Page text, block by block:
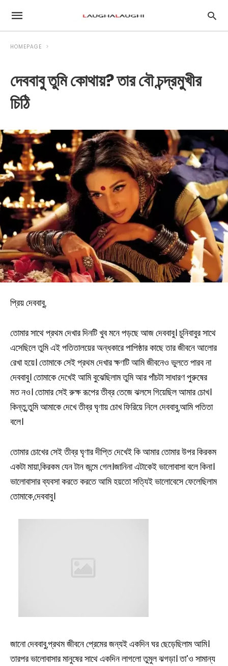
HOMEPAGE
দেববাবু তুমি কোথায়? তার বৌ চন্দ্রমুখীর
চিঠি
প্রিয় দেববাবু,
তোমার সাথে প্রথম দেখার দিনটি খুব মনে পড়ছে আজ দেববাবু। চুনিবাবুর সাথে
এসেছিলে তুমি এই পতিতালয়ের অন্ধকারে পাপিষ্ঠার কাছে তার জীবনে আলোর
রেখা হয়ে। তোমাকে সেই প্রথম দেখার ক্ষণটি আমি জীবনেও ভুলতে পারব না
দেববাবু। তোমাকে দেখেই আমি বুঝেছিলাম তুমি আর পাঁচটা সাধারণ পুরুষের
মত নও। তোমার সেই রুক্ষ রূপের তীব্র তেজে ঝলসে গিয়েছিল আমার চোখ।
কিন্তু,তুমি আমাকে দেখে তীব্র ঘৃণায় চোখ ফিরিয়ে নিলে দেববাবু,আমি পতিতা
বলে।
তোমার চোখের সেই তীব্র ঘৃণার দীপ্তি দেখেই কি আমার তোমার উপর কিরকম
একটা মায়া,কিরকম যেন টান জন্মে গেল।জানিনা এটাকেই ভালোবাসা বলে কিনা।
ভালোবাসার ব্যবসা করতে করতে আমি হয়তো সত্যিই ভালোবেসে ফেলেছিলাম
তোমাকে,দেববাবু।
জানো দেববাবু,প্রথম জীবনে প্রেমের জন্যই একদিন ঘর ছেড়েছিলাম আমি।
তারপর ভালোবাসার মানুষের সাথে একদিন লাগলো তুমুল ঝগড়া। তা’ও সামান্য